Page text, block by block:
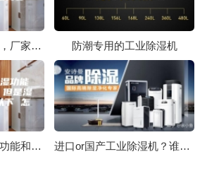
浙江恒温恒湿试验箱，厂家直销、高低温交变试验箱用途 防潮专用的工业除湿机
上海黄梅天空调除湿功能和除湿机一起工作 但是湿度永远降不到60以下 怎么破？ 进口or国产工业除湿机？谁才是你更好的选择？